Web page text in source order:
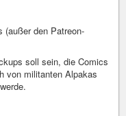
(außer den Patreon-
soll sein, die Comics
von militanten Alpakas